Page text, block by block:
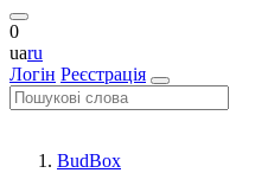
0
uaru
Логін Реєстрація
BudBox